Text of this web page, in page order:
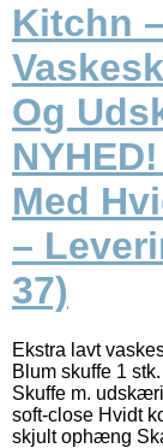
Kitchn
Og
Med
–
37)
Ekstra lavt
Blum skuffe 1
Skuffe m.
soft-close Hvidt
skjult ophæng